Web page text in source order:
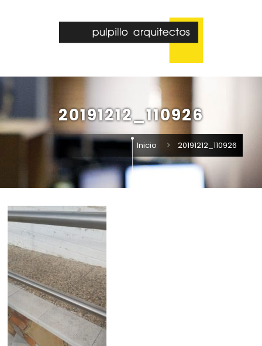
20191212_110926
Inicio 20191212_110926